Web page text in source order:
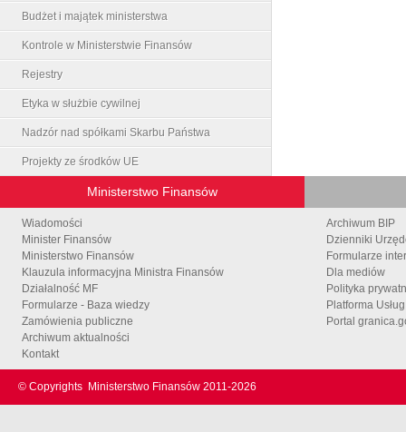
Budżet i majątek ministerstwa
Kontrole w Ministerstwie Finansów
Rejestry
Etyka w służbie cywilnej
Nadzór nad spółkami Skarbu Państwa
Projekty ze środków UE
Ministerstwo Finansów
Wiadomości
Minister Finansów
Ministerstwo Finansów
Klauzula informacyjna Ministra Finansów
Działalność MF
Formularze - Baza wiedzy
Zamówienia publiczne
Archiwum aktualności
Kontakt
Archiwum BIP
Dzienniki
Formularze
Dla mediów
Polityka
Platforma
Portal
© Copyrights Ministerstwo Finansów 2011-2026